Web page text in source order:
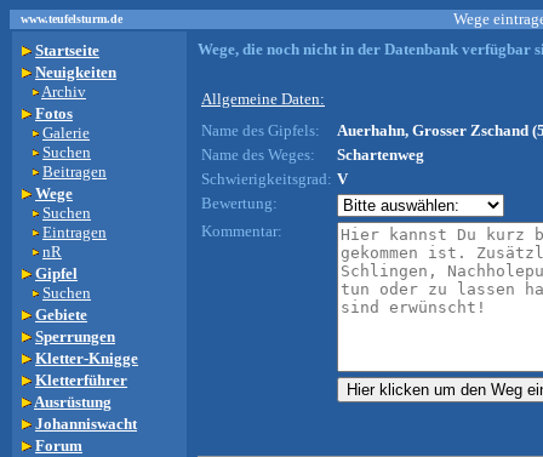
www.teufelsturm.de
Wege
Startseite
Neuigkeiten
Archiv
Fotos
Galerie
Suchen
Beitragen
Wege
Suchen
Eintragen
nR
Gipfel
Suchen
Gebiete
Sperrungen
Kletter-Knigge
Kletterführer
Ausrüstung
Johanniswacht
Forum
Wege, die noch nicht in der Datenbank verfügbar
Allgemeine Daten:
Name des Gipfels:
Auerhahn, Grosser Zschand
Name des Weges:
Schartenweg
Schwierigkeitsgrad: V
Bewertung:
Kommentar: